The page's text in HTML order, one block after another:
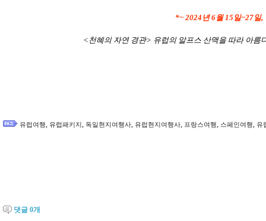
*~ 2024년 6월 15일~27
<천혜의 자연 경관> 유럽의 알프스 산맥을 따라 아름
유럽여행, 유럽패키지, 독일현지여행사, 유럽현지여행사, 프랑스여행, 스페인여행, 유
댓글 0개